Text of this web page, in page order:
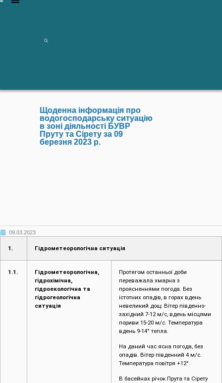
Щоденна інформація про
водогосподарську ситуацію
в зоні діяльності БУВР
Пруту та Сірету за 09
березня 2023 р.
09.03.2023
1. Гідрометеорологічна ситуація
1.1.
Гідрометеорологічна,
гідрохімічна,
гідроекологічна та
гідрогеологічна
ситуація
Протягом останньої доби
переважала хмарна з
проясненнями погода. Без
істотних опадів, в горах вдень
невеликий дощ. Вітер південно-
західний 7-12 м/с, вдень місцями
пориви 15-20 м/с. Температура
вдень 9-14° тепла.
На даний час ясна погода, без
опадів. Вітер південний 4 м/с.
Температура повітря +12°.
В басейнах річок Прута та Сірету